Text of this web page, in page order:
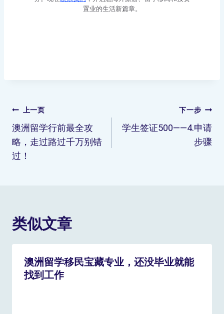
置业的生活新篇章。
上一页
澳洲留学行前最全攻
略，走过路过千万别错
过！
下一步
学生签证500——4.申请
步骤
类似文章
澳洲留学移民宝藏专业，还没毕业就能
找到工作